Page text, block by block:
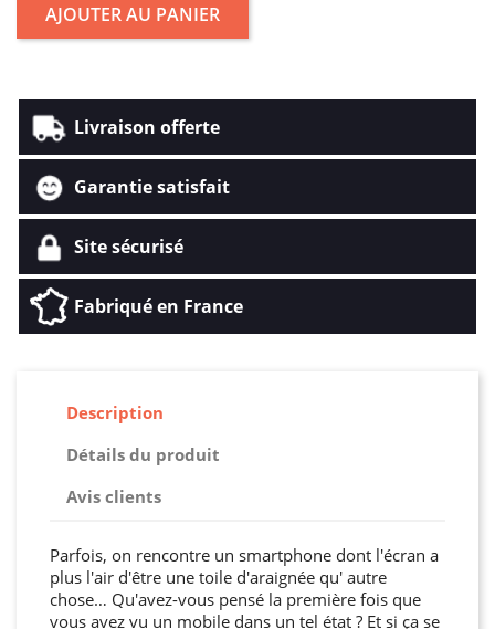
AJOUTER AU PANIER
Livraison offerte
Garantie satisfait
Site sécurisé
Fabriqué en France
Description
Détails du produit
Avis clients
Parfois, on rencontre un smartphone dont l'écran a
plus l'air d'être une toile d'araignée qu' autre
chose… Qu'avez-vous pensé la première fois que
vous avez vu un mobile dans un tel état ? Et si ça se